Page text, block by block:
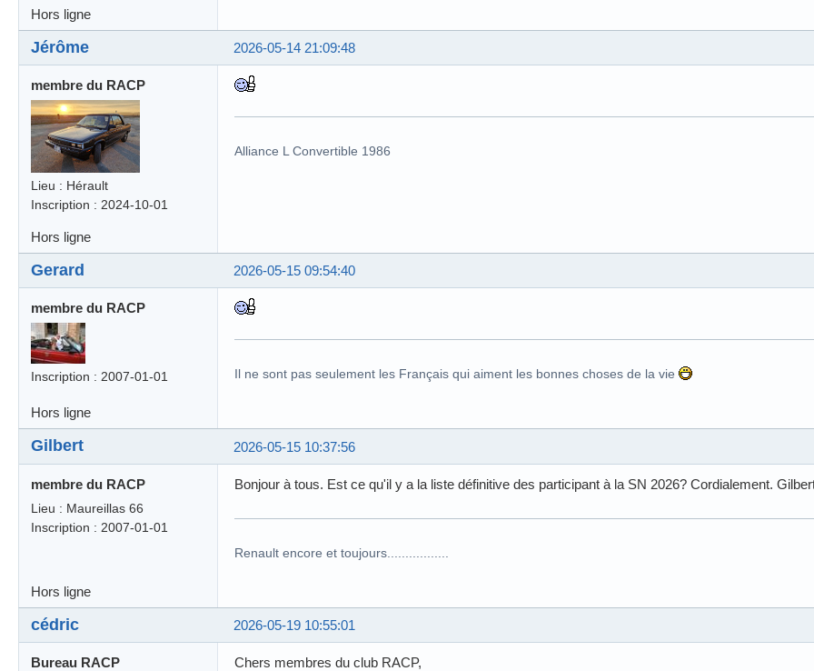
Hors ligne
2026-05-14 21:09:48
Jérôme
membre du RACP
Lieu : Hérault
Inscription : 2024-10-01
Alliance L Convertible 1986
Hors ligne
2026-05-15 09:54:40
Gerard
membre du RACP
Inscription : 2007-01-01 Il ne sont pas seulement les Français qui aiment les bonnes choses de la vie
Hors ligne
2026-05-15 10:37:56
Gilbert
membre du RACP
Lieu : Maureillas 66
Inscription : 2007-01-01
Bonjour à tous. Est ce qu'il y a la liste définitive des participant à la SN 2026? Cordialement.
Renault encore et toujours.................
Hors ligne
2026-05-19 10:55:01
cédric
Bureau RACP
Chers membres du club RACP,